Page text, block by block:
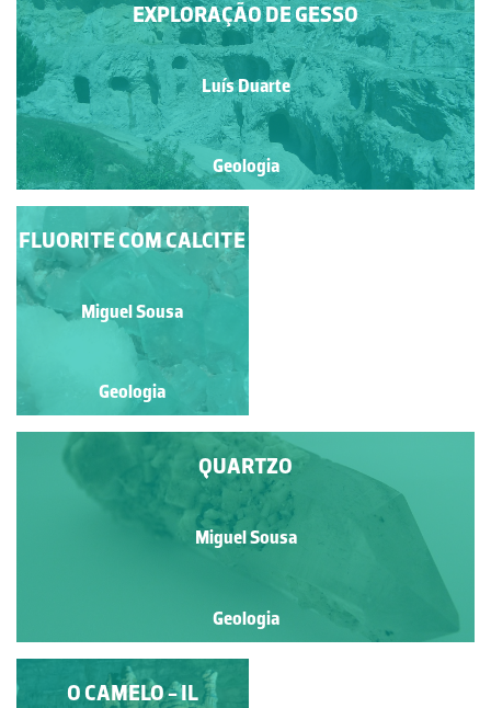
EXPLORAÇÃO DE GESSO
Luís Duarte
Geologia
ITABIRITO
Paulo Emanuel Talhadas
Ferreira da Fonseca
Geologia
FLUORITE COM CALCITE
Miguel Sousa
Geologia
QUARTZO
Miguel Sousa
Geologia
ARAGONITE
O CAMELO - IL